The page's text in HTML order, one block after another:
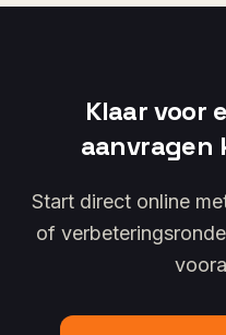
Klaar voor
aanvragen
Start direct online
of